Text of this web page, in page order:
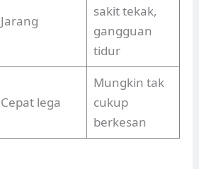
Jarang
sakit tekak,
gangguan
tidur
Cepat lega
Mungkin tak
cukup
berkesan